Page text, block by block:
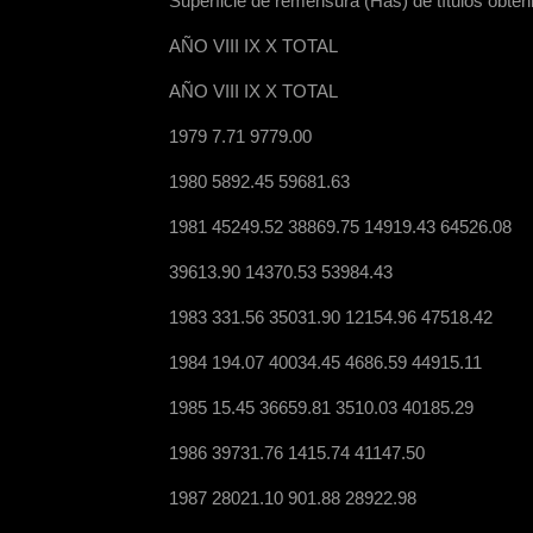
AÑO VIII IX X TOTAL
AÑO VIII IX X TOTAL
1979 7.71 9779.00
1980 5892.45 59681.63
1981 45249.52 38869.75 14919.43 64526.08
39613.90 14370.53 53984.43
1983 331.56 35031.90 12154.96 47518.42
1984 194.07 40034.45 4686.59 44915.11
1985 15.45 36659.81 3510.03 40185.29
1986 39731.76 1415.74 41147.50
1987 28021.10 901.88 28922.98